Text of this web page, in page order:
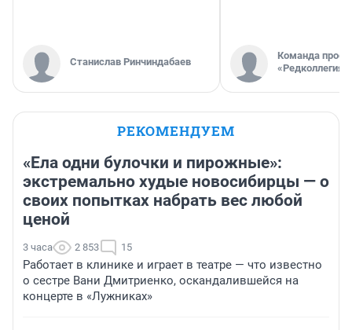
Станислав Ринчиндабаев
Команда
«Редколлегия»
РЕКОМЕНДУЕМ
«Ела одни булочки и пирожные»:
экстремально худые новосибирцы — о
своих попытках набрать вес любой
ценой
3 часа 2 853 15
Работает в клинике и играет в театре — что известно
о сестре Вани Дмитриенко, оскандалившейся на
концерте в «Лужниках»